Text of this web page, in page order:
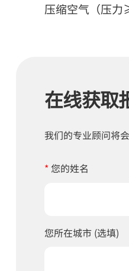
压缩空气（压
在线获取
我们的专业顾问将
*您的姓名
您所在城市 (选填)